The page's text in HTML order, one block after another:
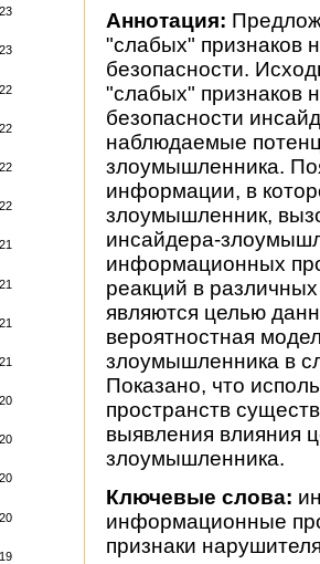
Аннотация:
"слабых" признаков
безопасности.
"слабых" признаков
безопасности
наблюдаемые
злоумышленника.
информации, в
злоумышленник,
инсайдера-
информационных
реакций в
являются целью
вероятностная
злоумышленника в
Показано, что
пространств
выявления влияния
злоумышленника.
Ключевые слова:
информационные
признаки